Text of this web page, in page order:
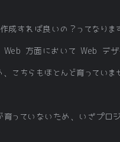
成すれば良いの？ってなりま
方面において Web デザ
こちらもほとんど育っていま
っていないため、いざプロ